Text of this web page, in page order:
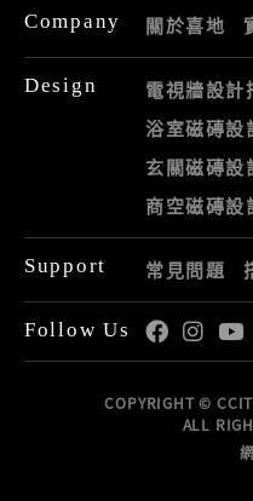
Company 關於喜地
Design 電視牆設計
浴室磁磚設
玄關磁磚設
商空磁磚設
Support 常見問題
Follow Us
COPYRIGHT ©
ALL